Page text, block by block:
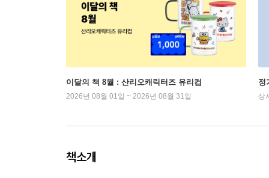
이달의 책 8월 : 산리오캐릭터즈 유리컵
2026년 08월 01일 ~ 2026년 08월 31일
정
상
책소개